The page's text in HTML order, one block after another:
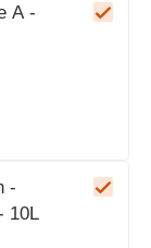
A -
-
10L